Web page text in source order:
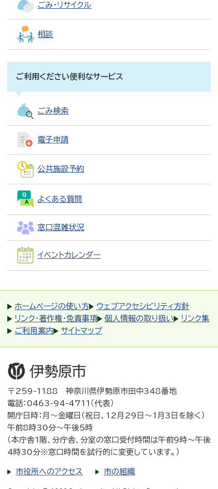
ごみ・リサイクル
相談
ご利用ください便利なサービス
ごみ検索
電子申請
公共施設予約
よくある質問
窓口混雑状況
イベントカレンダー
ホームページの使い方
ウェブアクセシビリティ方針
リンク・著作権・免責事項
個人情報の取り扱い
リンク集
ご利用案内
サイトマップ
〒259-1188 神奈川県伊勢原市田中348番地
電話：0463-94-4711（代表）
開庁日時：月～金曜日（祝日、12月29日～1月3日を除く）
午前8時30分～午後5時
（本庁舎1階、分庁舎、分室の窓口受付時間は午前9時～午後
4時30分※窓口時間を試行的に変更しています。）
市役所へのアクセス 市の組織